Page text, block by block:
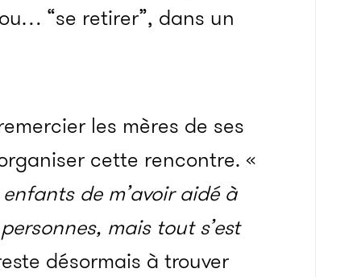
“se retirer”, dans un
les mères de ses
cette rencontre. «
de m’avoir aidé à
mais tout s’est
désormais à trouver